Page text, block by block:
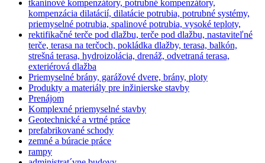
tkaninové kompenzátory, potrubné kompenzátory,
kompenzácia dilatácií, dilatácie potrubia, potrubné systémy,
priemyselné potrubia, spalinové potrubia, vysoké teploty,
rektifikačné terče pod dlažbu, terče pod dlažbu, nastaviteľné
terče, terasa na terčoch, pokládka dlažby, terasa, balkón,
strešná terasa, hydroizolácia, drenáž, odvetraná terasa,
exteriérová dlažba
Priemyselné brány, garážové dvere, brány, ploty
Produkty a materiály pre inžinierske stavby
Prenájom
Komplexné priemyselné stavby
Geotechnické a vrtné práce
prefabrikované schody
zemné a búracie práce
rampy